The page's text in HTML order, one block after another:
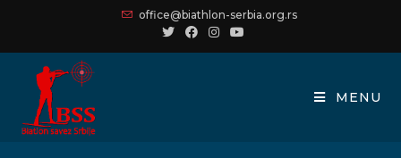
office@biathlon-serbia.org.rs
MENU